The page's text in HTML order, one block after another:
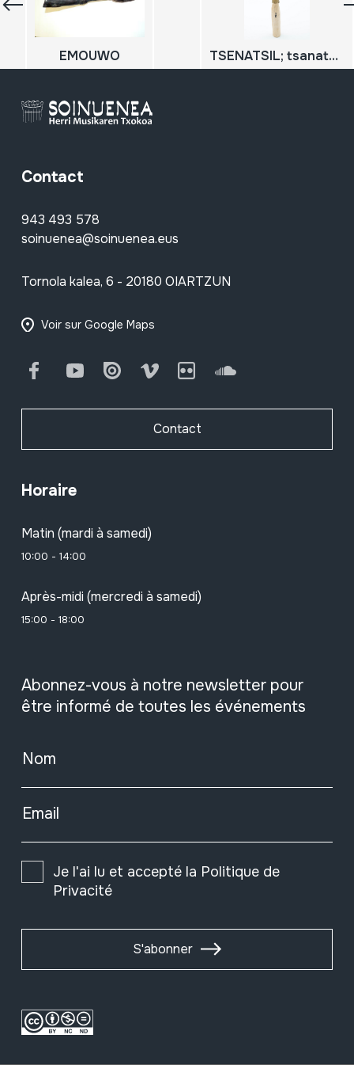
EMOUWO TSENATSIL; tsanatsel
Contact
943 493 578
soinuenea@soinuenea.eus
Tornola kalea, 6 - 20180 OIARTZUN
Voir sur Google Maps
FacebookYoutube Issuu Vimeo Flickr SoundCloud
Contact
Horaire
Matin (mardi à samedi)
10:00 - 14:00
Après-midi (mercredi à samedi)
15:00 - 18:00
Abonnez-vous à notre newsletter pour
être informé de toutes les événements
Nom
Email
Je l'ai lu et accepté la Politique de
Privacité
S'abonner